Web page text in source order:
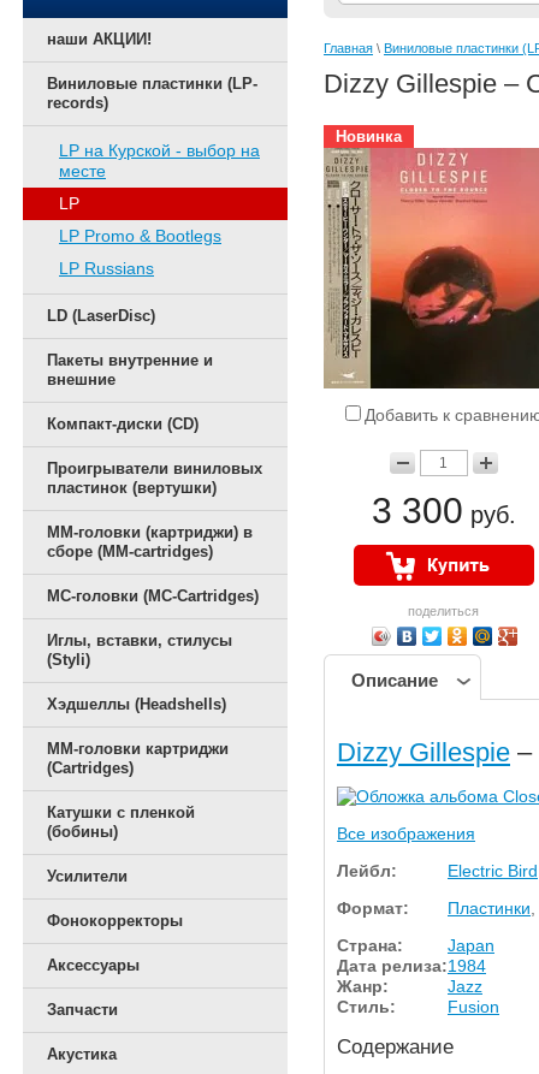
наши АКЦИИ!
Виниловые пластинки (LP-
records)
LP на Курской - выбор на
месте
LP
LP Promo & Bootlegs
LP Russians
LD (LaserDisc)
Пакеты внутренние и
внешние
Компакт-диски (CD)
Проигрыватели виниловых
пластинок (вертушки)
ММ-головки (картриджи) в
сборе (MM-cartridges)
MC-головки (MC-Cartridges)
Иглы, вставки, стилусы
(Styli)
Хэдшеллы (Headshells)
ММ-головки картриджи
(Cartridges)
Катушки с пленкой
(бобины)
Усилители
Фонокорректоры
Аксессуары
Запчасти
Акустика
Главная \ Виниловые пластинки
Dizzy Gillespie –
Новинка
Добавить к
3 300 руб.
поделиться
Описание
Dizzy Gillespie –
Все изображения
Лейбл:
Electric Bird
Формат:
Пластинки
Страна:
Japan
Дата релиза:1984
Жанр:
Jazz
Стиль:
Fusion
Содержание